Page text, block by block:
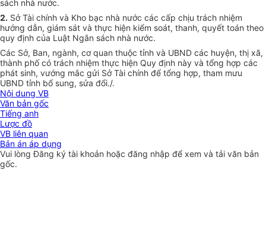
sách nhà nước.
2. Sở Tài chính và Kho bạc nhà nước các cấp chịu trách nhiệm
hướng dẫn, giám sát và thực hiện kiểm soát, thanh, quyết toán theo
quy định của Luật Ngân sách nhà nước.
Các Sở, Ban, ngành, cơ quan thuộc tỉnh và UBND các huyện, thị xã,
thành phố có trách nhiệm thực hiện Quy định này và tổng hợp các
phát sinh, vướng mắc gửi Sở Tài chính để tổng hợp, tham mưu
UBND tỉnh bổ sung, sửa đổi./.
Nội dung VB
Văn bản gốc
Tiếng anh
Lược đồ
VB liên quan
Bản án áp dụng
Vui lòngĐăng ký tài khoản hoặc đăng nhập để xem và tải văn bản
gốc.